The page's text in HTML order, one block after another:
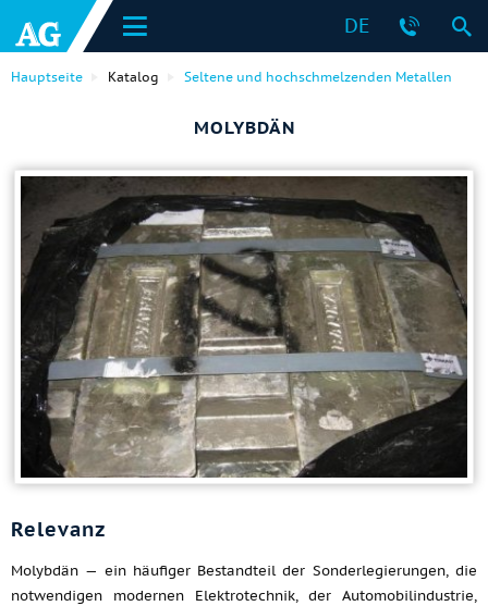
DE
Hauptseite Katalog Seltene und hochschmelzenden Metallen
MOLYBDÄN
Relevanz
Molybdän — ein häufiger Bestandteil der Sonderlegierungen, die
notwendigen modernen Elektrotechnik, der Automobilindustrie,